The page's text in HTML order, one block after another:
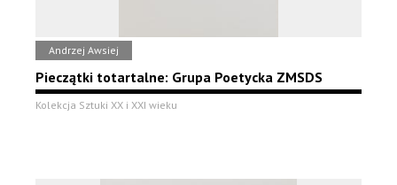
Andrzej Awsiej
Pieczątki totartalne: Grupa Poetycka ZMSDS
Kolekcja Sztuki XX i XXI wieku